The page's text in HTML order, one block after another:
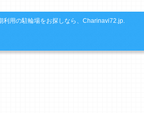
利用の駐輪場をお探しなら、Charinavi72.jp.